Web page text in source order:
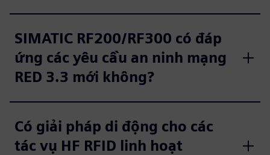
SIMATIC RF200/RF300 có đáp
ứng các yêu cầu an ninh mạng
RED 3.3 mới không?
Có giải pháp di động cho các
tác vụ HF RFID linh hoạt